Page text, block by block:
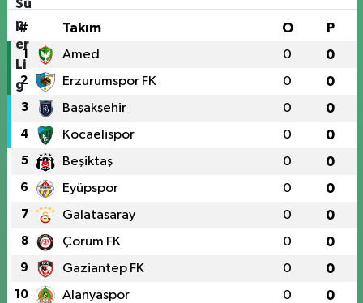
# Takım O P
1 Amed 0 0
2 Erzurumspor FK 0 0
3 Başakşehir 0 0
4 Kocaelispor 0 0
5 Beşiktaş 0 0
6 Eyüpspor 0 0
7 Galatasaray 0 0
8 Çorum FK 0 0
9 Gaziantep FK 0 0
10 Alanyaspor 0 0